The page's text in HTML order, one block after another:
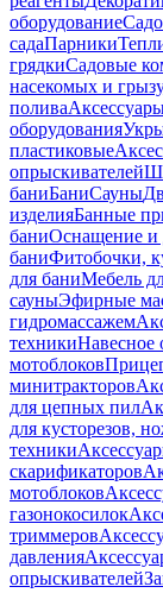
оборудование
садаПарники
грядкиСадовые
насекомых и
полива
оборудования
пластиковые
опрыскивателей
баниБаниСауны
изделияБанные
баниОснащение и
баниФитобочки,
для баниМебель
сауныЭфирные
гидромассажем
техникиНавесное
мотоблоков
минитракторов
для цепных пил
для кусторезов,
техники
скарификаторов
мотоблоков
газонокосилок
триммеров
давления
опрыскивателей